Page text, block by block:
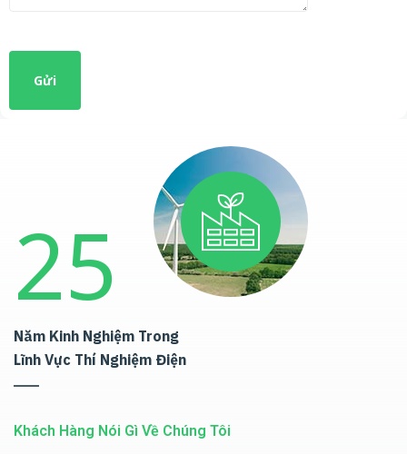
25
Năm Kinh Nghiệm Trong
Lĩnh Vực Thí Nghiệm Điện
Khách Hàng Nói Gì Về Chúng Tôi